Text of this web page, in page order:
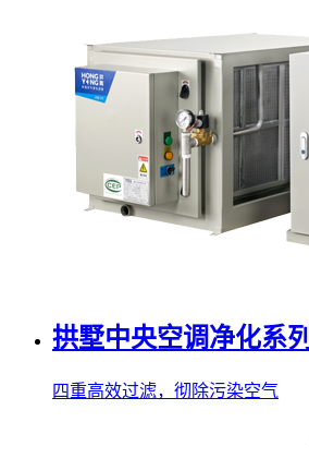
拱墅中央空调净化系列
四重高效过滤，彻除污染空气